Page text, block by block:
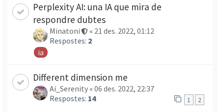
Perplexity AI: una IA que mira de
respondre dubtes
Minatoni « 21 des. 2022, 01:12
Respostes: 2
ia
Different dimension me
Ai_Serenity « 06 des. 2022, 22:37
Respostes: 14 1 2